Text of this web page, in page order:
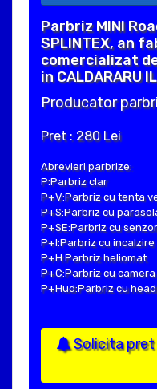
Parbriz MINI
SPLINTEX, an
comercializat
in CALDARARU
Producator
Pret : 280 Lei
Abrevieri parbrize:
P:Parbriz clar
P+V:Parbriz cu tenta
P+S:Parbriz cu
P+SE:Parbriz cu senzor
P+I:Parbriz cu incalzire
P+H:Parbriz heliomat
P+C:Parbriz cu camera
P+Hud:Parbriz cu
Solicita pret